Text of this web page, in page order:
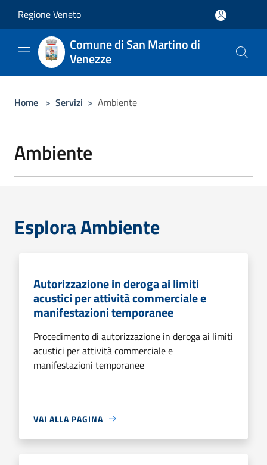
Regione Veneto
Comune di San Martino di
Venezze
Home > Servizi > Ambiente
Ambiente
Esplora Ambiente
Autorizzazione in deroga ai limiti
acustici per attività commerciale e
manifestazioni temporanee
Procedimento di autorizzazione in deroga ai limiti
acustici per attività commerciale e
manifestazioni temporanee
VAI ALLA PAGINA